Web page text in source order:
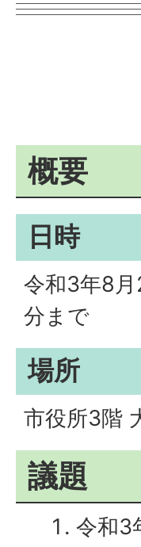
概要
日時
令和3年8
分まで
場所
市役所3階
議題
令和3